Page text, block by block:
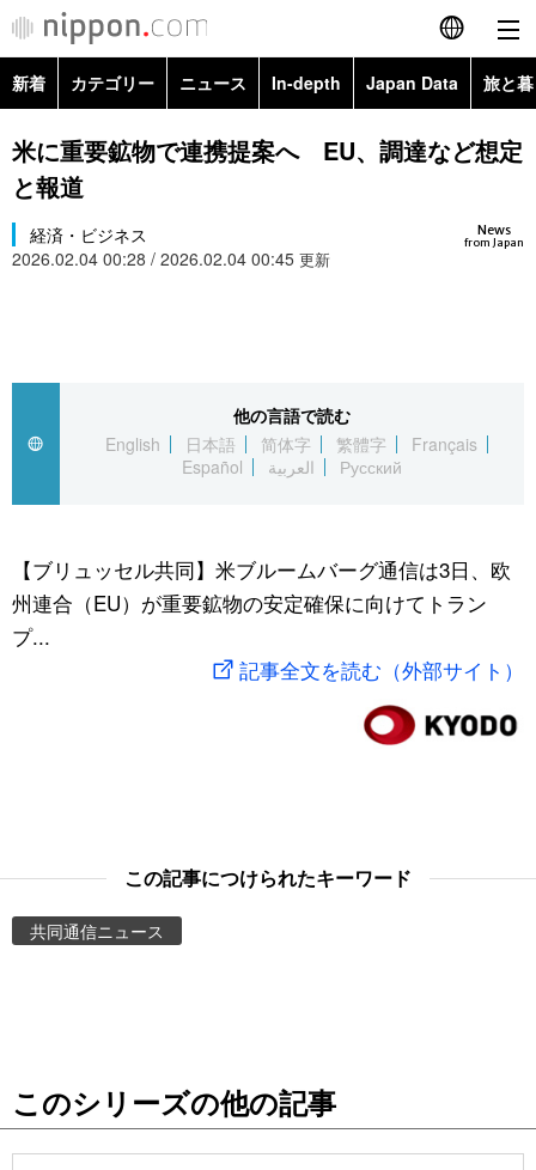
English
简体字
Русский
カテゴリー
国際
社会
文化
科学・技術
アーカイブ
Japan Data
旅と暮らし
動画/Live
Books
People
公式SNS
新着 カテゴリー ニュース In-depth Japan Data 旅と
政治・外交
経済・ビジネス
国際・海外
文化
科学・技術
暮らし
スポーツ・東京2020
Topics
米に重要鉱物で連携提案へ EU、調達など想定
と報道
News
from Japan
経済・ビジネス
2026.02.04 00:28 / 2026.02.04 00:45 更新
他の言語で読む
English
日本語 简体字 繁體字
Français
Español
العربية Русский
【ブリュッセル共同】米ブルームバーグ通信は3日、欧
州連合（EU）が重要鉱物の安定確保に向けてトラン
プ...
記事全文を読む（外部サイト）
この記事につけられたキーワード
共同通信ニュース
このシリーズの他の記事